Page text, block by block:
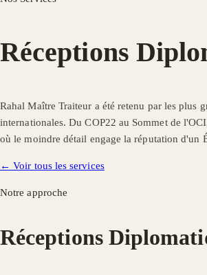
Réceptions
Rahal Maître Traiteur a été retenu par les plus
internationales. Du COP22 au Sommet de
où le moindre détail engage la réputation d'un
← Voir tous les services
Notre approche
Réceptions